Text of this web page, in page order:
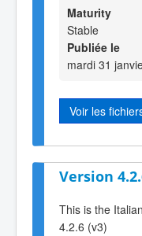
Maturity
Stable
Publiée le
mardi 31
Voir les
Version
This is the
4.2.6 (v3)